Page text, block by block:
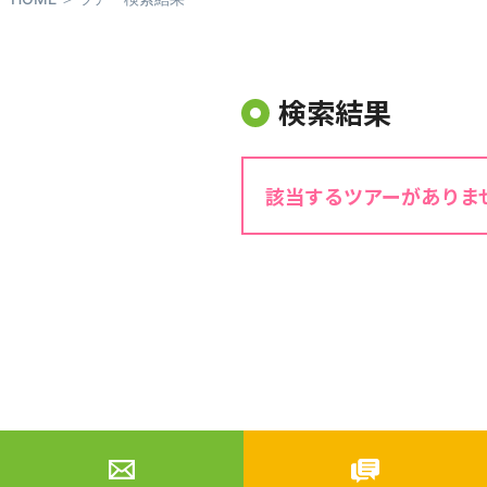
検索結果
該当するツアーがありま